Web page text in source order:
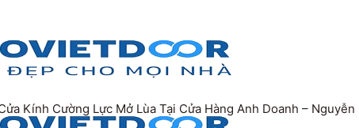
Kính Cường Lực Mở Lùa Tại Cửa Hàng Anh Doanh – Nguyễn